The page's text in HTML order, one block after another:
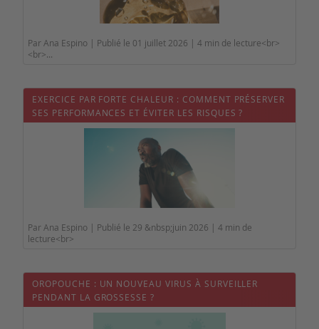
Par Ana Espino | Publié le 01 juillet 2026 | 4 min de lecture<br>
<br>...
EXERCICE PAR FORTE CHALEUR : COMMENT PRÉSERVER
SES PERFORMANCES ET ÉVITER LES RISQUES ?
Par Ana Espino | Publié le 29 &nbsp;juin 2026 | 4 min de
lecture<br>
OROPOUCHE : UN NOUVEAU VIRUS À SURVEILLER
PENDANT LA GROSSESSE ?